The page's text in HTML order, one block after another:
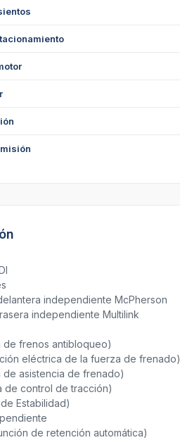
independiente McPherson
independiente Multilink
de frenos antibloqueo)
eléctrica de la fuerza de frenado)
de asistencia de frenado)
de control de tracción)
Estabilidad)
de retención automática)